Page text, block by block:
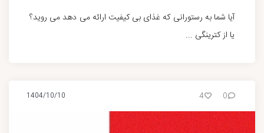
آیا شما به رستورانی که غذای بی کیفیت ارائه می دهد می روید؟
یا از کترینگی ...
1404/10/10 4 0